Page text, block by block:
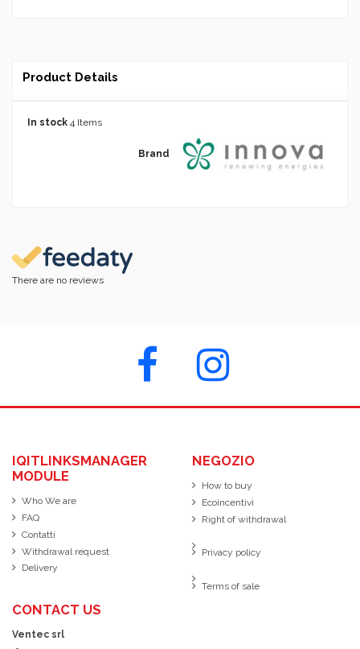
Product Details
Brand
In stock 4 Items
There are no reviews
IQITLINKSMANAGER
MODULE
Who We are
FAQ
Contatti
Withdrawal request
Delivery
NEGOZIO
How to buy
Ecoincentivi
Right of withdrawal
Privacy policy
Terms of sale
CONTACT US
Ventec srl